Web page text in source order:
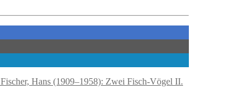
Fischer, Hans (1909–1958): Zwei Fisch-Vögel II.